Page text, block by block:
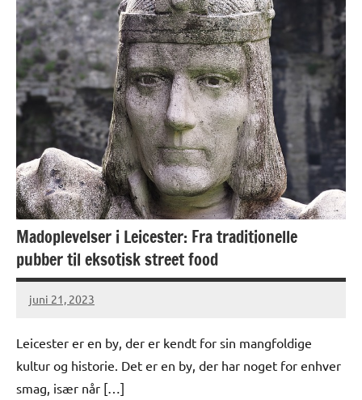
Madoplevelser i Leicester: Fra traditionelle
pubber til eksotisk street food
juni 21, 2023
Leicester er en by, der er kendt for sin mangfoldige
kultur og historie. Det er en by, der har noget for enhver
smag, især når […]